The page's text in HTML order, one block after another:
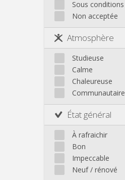
Sous conditions
Non acceptée
Atmosphère
Studieuse
Calme
Chaleureuse
Communautaire
État général
À rafraichir
Bon
Impeccable
Neuf / rénové